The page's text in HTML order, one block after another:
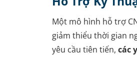
Một mô hình hỗ trợ
giảm thiểu thời gian
yêu cầu tiên tiến, các